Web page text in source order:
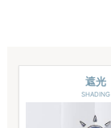
遮光
SHADING